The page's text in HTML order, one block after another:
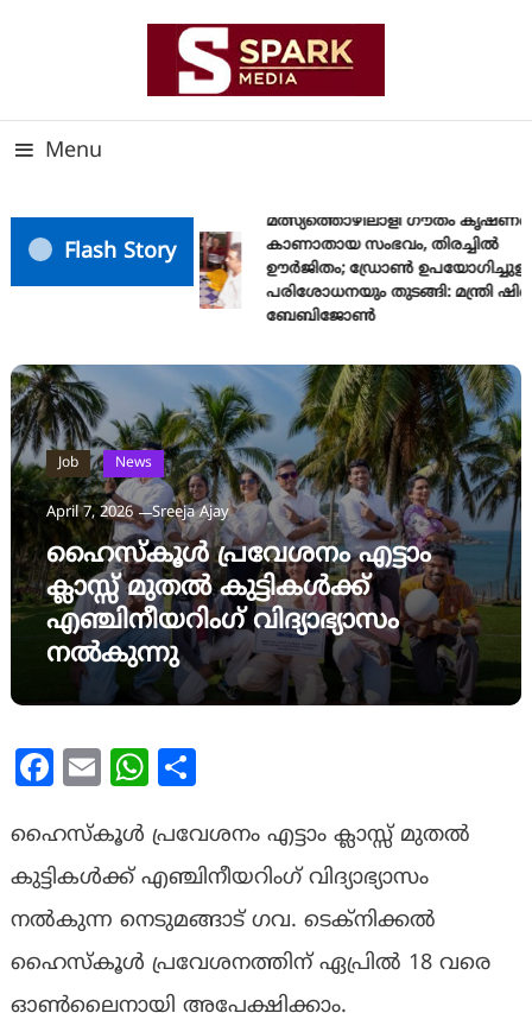
Menu
Flash Story
മത്സ്യത്തൊഴിലാളി ഗൗതം
കാണാതായ സംഭവം, തിരച്ചിൽ
ഊർജിതം; ഡ്രോണ്‍ ഉപയോഗിച്ചുള്ള
പരിശോധനയും തുടങ്ങി: മന്ത്രി
ബേബിജോണ്‍
Job News
April 7, 2026 Sreeja Ajay
ഹൈസ്‌കൂള്‍ പ്രവേശനം എട്ടാം
ക്ലാസ്സ് മുതല്‍ കുട്ടികള്‍ക്ക്
എഞ്ചിനീയറിംഗ് വിദ്യാഭ്യാസം
നല്‍കുന്നു
Facebook
Email WhatsApp
ഹൈസ്‌കൂള്‍ പ്രവേശനം എട്ടാം ക്ലാസ്സ് മുതല്‍
കുട്ടികള്‍ക്ക് എഞ്ചിനീയറിംഗ് വിദ്യാഭ്യാസം
നല്‍കുന്ന നെടുമങ്ങാട് ​ഗവ. ടെക്‌നിക്കല്‍
ഹൈസ്‌കൂൾ പ്രവേശനത്തിന് ഏപ്രിൽ 18 വരെ
ഓണ്‍ലൈനായി അപേക്ഷിക്കാം.